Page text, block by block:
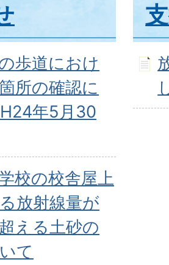
歩道におけ
所の確認に
年5月30
校の校舎屋上
放射線量が
える土砂の
て